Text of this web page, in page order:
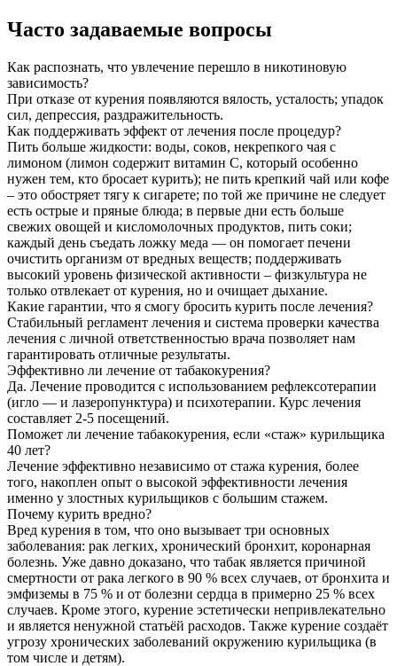
Часто задаваемые вопросы
Как распознать, что увлечение перешло в никотиновую
зависимость?
При отказе от курения появляются вялость, усталость; упадок
сил, депрессия, раздражительность.
Как поддерживать эффект от лечения после процедур?
Пить больше жидкости: воды, соков, некрепкого чая с
лимоном (лимон содержит витамин С, который особенно
нужен тем, кто бросает курить); не пить крепкий чай или кофе
– это обостряет тягу к сигарете; по той же причине не следует
есть острые и пряные блюда; в первые дни есть больше
свежих овощей и кисломолочных продуктов, пить соки;
каждый день съедать ложку меда — он помогает печени
очистить организм от вредных веществ; поддерживать
высокий уровень физической активности – физкультура не
только отвлекает от курения, но и очищает дыхание.
Какие гарантии, что я смогу бросить курить после лечения?
Стабильный регламент лечения и система проверки качества
лечения с личной ответственностью врача позволяет нам
гарантировать отличные результаты.
Эффективно ли лечение от табакокурения?
Да. Лечение проводится с использованием рефлексотерапии
(игло — и лазеропунктура) и психотерапии. Курс лечения
составляет 2-5 посещений.
Поможет ли лечение табакокурения, если «стаж» курильщика
40 лет?
Лечение эффективно независимо от стажа курения, более
того, накоплен опыт о высокой эффективности лечения
именно у злостных курильщиков с большим стажем.
Почему курить вредно?
Вред курения в том, что оно вызывает три основных
заболевания: рак легких, хронический бронхит, коронарная
болезнь. Уже давно доказано, что табак является причиной
смертности от рака легкого в 90 % всех случаев, от бронхита и
эмфиземы в 75 % и от болезни сердца в примерно 25 % всех
случаев. Кроме этого, курение эстетически непривлекательно
и является ненужной статьёй расходов. Также курение создаёт
угрозу хронических заболеваний окружению курильщика (в
том числе и детям).